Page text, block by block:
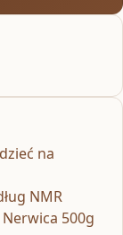
na
NMR
500g